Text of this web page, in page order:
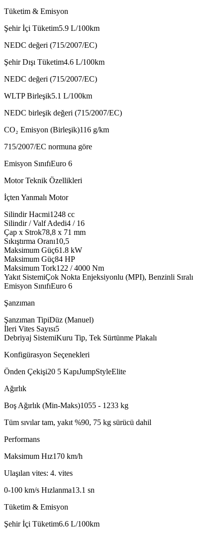
Tüketim & Emisyon
Şehir İçi Tüketim5.9 L/100km
NEDC değeri (715/2007/EC)
Şehir Dışı Tüketim4.6 L/100km
NEDC değeri (715/2007/EC)
WLTP Birleşik5.1 L/100km
NEDC birleşik değeri (715/2007/EC)
CO₂ Emisyon (Birleşik)116 g/km
715/2007/EC normuna göre
Emisyon SınıfıEuro 6
Motor Teknik Özellikleri
İçten Yanmalı Motor
Silindir Hacmi1248 cc
Silindir / Valf Adedi4 / 16
Çap x Strok78,8 x 71 mm
Sıkıştırma Oranı10,5
Maksimum Güç61.8 kW
Maksimum Güç84 HP
Maksimum Tork122 / 4000 Nm
Yakıt SistemiÇok Nokta Enjeksiyonlu (MPI), Benzinli Sıralı
Emisyon SınıfıEuro 6
Şanzıman
Şanzıman TipiDüz (Manuel)
İleri Vites Sayısı5
Debriyaj SistemiKuru Tip, Tek Sürtünme Plakalı
Konfigürasyon Seçenekleri
Önden Çekişi20 5 KapıJumpStyleElite
Ağırlık
Boş Ağırlık (Min-Maks)1055 - 1233 kg
Tüm sıvılar tam, yakıt %90, 75 kg sürücü dahil
Performans
Maksimum Hız170 km/h
Ulaşılan vites: 4. vites
0-100 km/s Hızlanma13.1 sn
Tüketim & Emisyon
Şehir İçi Tüketim6.6 L/100km